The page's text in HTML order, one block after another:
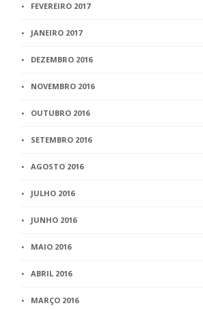
FEVEREIRO 2017
JANEIRO 2017
DEZEMBRO 2016
NOVEMBRO 2016
OUTUBRO 2016
SETEMBRO 2016
AGOSTO 2016
JULHO 2016
JUNHO 2016
MAIO 2016
ABRIL 2016
MARÇO 2016